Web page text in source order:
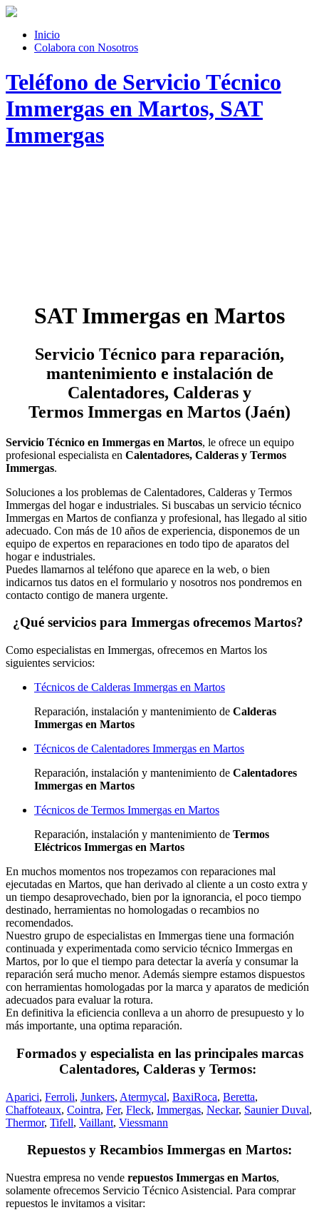
Inicio
Colabora con Nosotros
Teléfono de Servicio Técnico
Immergas en Martos, SAT
Immergas
SAT Immergas en Martos
Servicio Técnico para reparación,
mantenimiento e instalación de
Calentadores, Calderas y
Termos Immergas en Martos (Jaén)
Servicio Técnico en Immergas en Martos, le ofrece un equipo
profesional especialista en Calentadores, Calderas y Termos
Immergas.
Soluciones a los problemas de Calentadores, Calderas y Termos
Immergas del hogar e industriales. Si buscabas un servicio técnico
Immergas en Martos de confianza y profesional, has llegado al sitio
adecuado. Con más de 10 años de experiencia, disponemos de un
equipo de expertos en reparaciones en todo tipo de aparatos del
hogar e industriales.
Puedes llamarnos al teléfono que aparece en la web, o bien
indicarnos tus datos en el formulario y nosotros nos pondremos en
contacto contigo de manera urgente.
¿Qué servicios para Immergas ofrecemos Martos?
Como especialistas en Immergas, ofrecemos en Martos los
siguientes servicios:
Técnicos de Calderas Immergas en Martos
Reparación, instalación y mantenimiento de Calderas
Immergas en Martos
Técnicos de Calentadores Immergas en Martos
Reparación, instalación y mantenimiento de Calentadores
Immergas en Martos
Técnicos de Termos Immergas en Martos
Reparación, instalación y mantenimiento de Termos
Eléctricos Immergas en Martos
En muchos momentos nos tropezamos con reparaciones mal
ejecutadas en Martos, que han derivado al cliente a un costo extra y
un tiempo desaprovechado, bien por la ignorancia, el poco tiempo
destinado, herramientas no homologadas o recambios no
recomendados.
Nuestro grupo de especialistas en Immergas tiene una formación
continuada y experimentada como servicio técnico Immergas en
Martos, por lo que el tiempo para detectar la avería y consumar la
reparación será mucho menor. Además siempre estamos dispuestos
con herramientas homologadas por la marca y aparatos de medición
adecuados para evaluar la rotura.
En definitiva la eficiencia conlleva a un ahorro de presupuesto y lo
más importante, una optima reparación.
Formados y especialista en las principales marcas
Calentadores, Calderas y Termos:
Aparici, Ferroli, Junkers, Atermycal, BaxiRoca, Beretta,
Chaffoteaux, Cointra, Fer, Fleck, Immergas, Neckar, Saunier Duval,
Thermor, Tifell, Vaillant, Viessmann
Repuestos y Recambios Immergas en Martos:
Nuestra empresa no vende repuestos Immergas en Martos,
solamente ofrecemos Servicio Técnico Asistencial. Para comprar
repuestos le invitamos a visitar: